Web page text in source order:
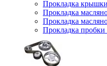
Прокладка
Прокладка
Прокладка
Прокладка пробки